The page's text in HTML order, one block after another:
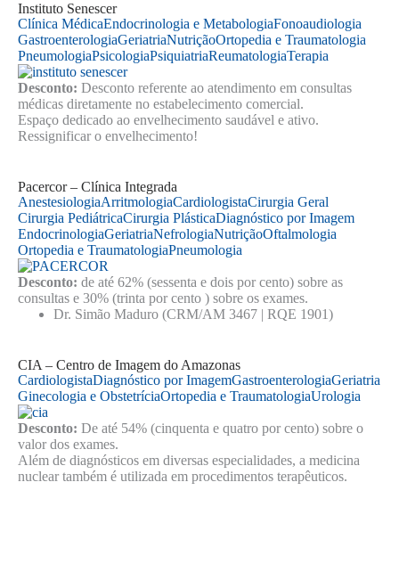
Instituto Senescer
Clínica MédicaEndocrinologia e MetabologiaFonoaudiologia
GastroenterologiaGeriatriaNutriçãoOrtopedia e Traumatologia
PneumologiaPsicologiaPsiquiatriaReumatologiaTerapia
Desconto: Desconto referente ao atendimento em consultas
médicas diretamente no estabelecimento comercial.
Espaço dedicado ao envelhecimento saudável e ativo.
Ressignificar o envelhecimento!
Pacercor – Clínica Integrada
AnestesiologiaArritmologiaCardiologistaCirurgia Geral
Cirurgia PediátricaCirurgia PlásticaDiagnóstico por Imagem
EndocrinologiaGeriatriaNefrologiaNutriçãoOftalmologia
Ortopedia e TraumatologiaPneumologia
Desconto: de até 62% (sessenta e dois por cento) sobre as
consultas e 30% (trinta por cento ) sobre os exames.
Dr. Simão Maduro (CRM/AM 3467 | RQE 1901)
CIA – Centro de Imagem do Amazonas
CardiologistaDiagnóstico por ImagemGastroenterologiaGeriatria
Ginecologia e ObstetríciaOrtopedia e TraumatologiaUrologia
Desconto: De até 54% (cinquenta e quatro por cento) sobre o
valor dos exames.
Além de diagnósticos em diversas especialidades, a medicina
nuclear também é utilizada em procedimentos terapêuticos.